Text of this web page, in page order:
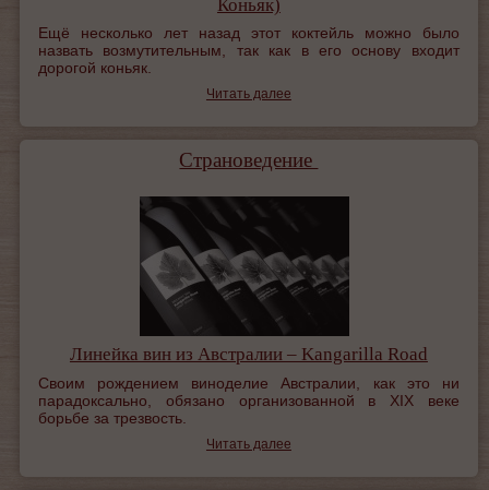
Коньяк)
Ещё несколько лет назад этот коктейль можно было
назвать возмутительным, так как в его основу входит
дорогой коньяк.
Читать далее
Страноведение
Линейка вин из Австралии – Kangarilla Road
Своим рождением виноделие Австралии, как это ни
парадоксально, обязано организованной в XIX веке
борьбе за трезвость.
Читать далее